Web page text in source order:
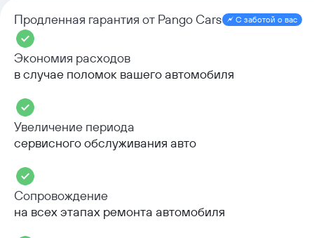
Продленная гарантия от Pango Cars С заботой о вас
Экономия расходов
в случае поломок вашего автомобиля
Увеличение периода
сервисного обслуживания авто
Сопровождение
на всех этапах ремонта автомобиля